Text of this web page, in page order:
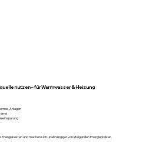
nutzen – für Warmwasser & Heizung
Anlagen
Energiekosten und machen sich unabhängiger von steigenden Energiepreisen.